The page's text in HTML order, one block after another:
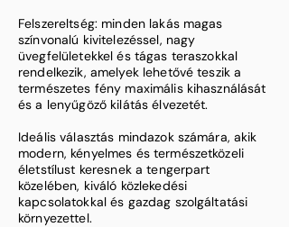
Felszereltség: minden lakás magas
színvonalú kivitelezéssel, nagy
üvegfelületekkel és tágas teraszokkal
rendelkezik, amelyek lehetővé teszik a
természetes fény maximális kihasználását
és a lenyűgöző kilátás élvezetét.
Ideális választás mindazok számára, akik
modern, kényelmes és természetközeli
életstílust keresnek a tengerpart
közelében, kiváló közlekedési
kapcsolatokkal és gazdag szolgáltatási
környezettel.